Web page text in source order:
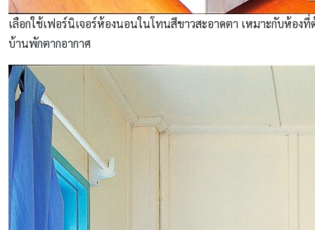
เลือกใช้เฟอร์นิเจอร์ห้องนอนในโทนสีขาวสะอาดตา เหมาะกับห้อง
บ้านพักตากอากาศ